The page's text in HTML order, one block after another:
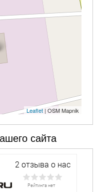
Leaflet| OSM Mapnik
сайта